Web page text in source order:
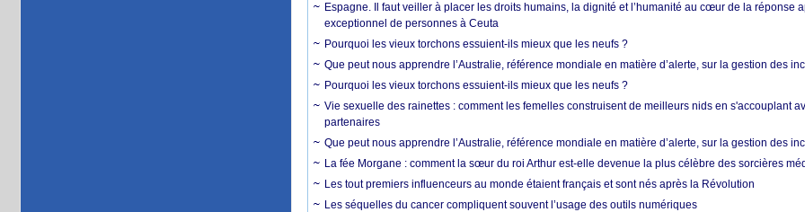
Espagne. Il faut veiller à placer les droits humains, la dignité et l’humanité au cœur de la réponse
exceptionnel de personnes à Ceuta
Pourquoi les vieux torchons essuient-ils mieux que les neufs ?
Que peut nous apprendre l’Australie, référence mondiale en matière d’alerte, sur la gestion des
Pourquoi les vieux torchons essuient-ils mieux que les neufs ?
Vie sexuelle des rainettes : comment les femelles construisent de meilleurs nids en s'accouplant
partenaires
Que peut nous apprendre l’Australie, référence mondiale en matière d’alerte, sur la gestion des
La fée Morgane : comment la sœur du roi Arthur est-elle devenue la plus célèbre des sorcières
Les tout premiers influenceurs au monde étaient français et sont nés après la Révolution
Les séquelles du cancer compliquent souvent l’usage des outils numériques